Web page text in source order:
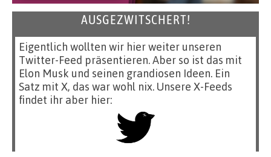
AUSGEZWITSCHERT!
Eigentlich wollten wir hier weiter unseren
Twitter-Feed präsentieren. Aber so ist das mit
Elon Musk und seinen grandiosen Ideen. Ein
Satz mit X, das war wohl nix. Unsere X-Feeds
findet ihr aber hier: